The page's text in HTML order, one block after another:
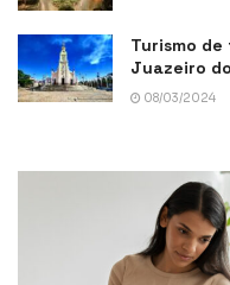
Turismo
Juazeiro
08/03/2024